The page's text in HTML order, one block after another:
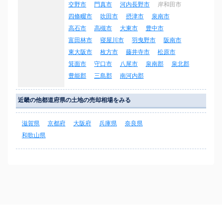
交野市
門真市 河内長野市
岸和田市
四條畷市
吹田市 摂津市
泉南市
高石市
高槻市 大東市
豊中市
富田林市
寝屋川市 羽曳野市
阪南市
東大阪市
枚方市 藤井寺市
松原市
箕面市
守口市 八尾市 泉南郡
泉北郡
豊能郡
三島郡 南河内郡
近畿の他都道府県の土地の売却相場をみる
滋賀県 京都府 大阪府 兵庫県
奈良県
和歌山県